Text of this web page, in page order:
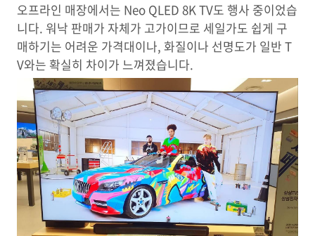
오프라인 매장에서는 Neo QLED 8K TV도 행사 중이었습
니다. 워낙 판매가 자체가 고가이므로 세일가도 쉽게 구
매하기는 어려운 가격대이나, 화질이나 선명도가 일반 T
V와는 확실히 차이가 느껴졌습니다.